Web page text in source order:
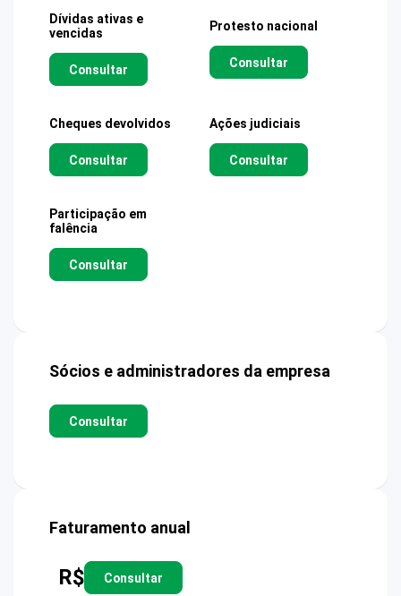
Dívidas ativas e
vencidas
Consultar
Protesto nacional
Consultar
Cheques devolvidos
Consultar
Ações judiciais
Consultar
Participação em
falência
Consultar
Sócios e administradores da empresa
Consultar
Faturamento anual
R$ Consultar